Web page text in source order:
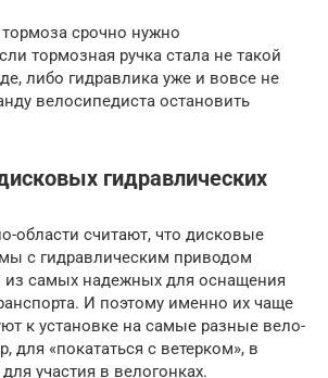
срочно нужно
тормозная ручка стала не такой
либо гидравлика уже и вовсе не
велосипедиста остановить
гидравлических
области считают, что дисковые
с гидравлическим приводом
из самых надежных для оснащения
И поэтому именно их чаще
к установке на самые разные вело-
для «покататься с ветерком», в
участия в велогонках.